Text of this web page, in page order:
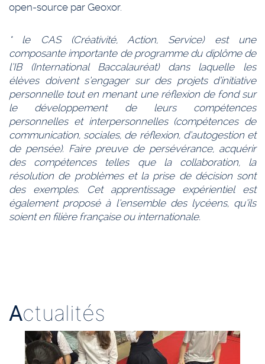
open-source par Geoxor.
* le CAS (Créativité, Action, Service) est une
composante importante de programme du diplôme de
l’IB (International Baccalauréat) dans laquelle les
élèves doivent s’engager sur des projets d’initiative
personnelle tout en menant une réflexion de fond sur
le développement de leurs compétences
personnelles et interpersonnelles (compétences de
communication, sociales, de réflexion, d’autogestion et
de pensée). Faire preuve de persévérance, acquérir
des compétences telles que la collaboration, la
résolution de problèmes et la prise de décision sont
des exemples. Cet apprentissage expérientiel est
également proposé à l’ensemble des lycéens, qu’ils
soient en filière française ou internationale.
Actualités